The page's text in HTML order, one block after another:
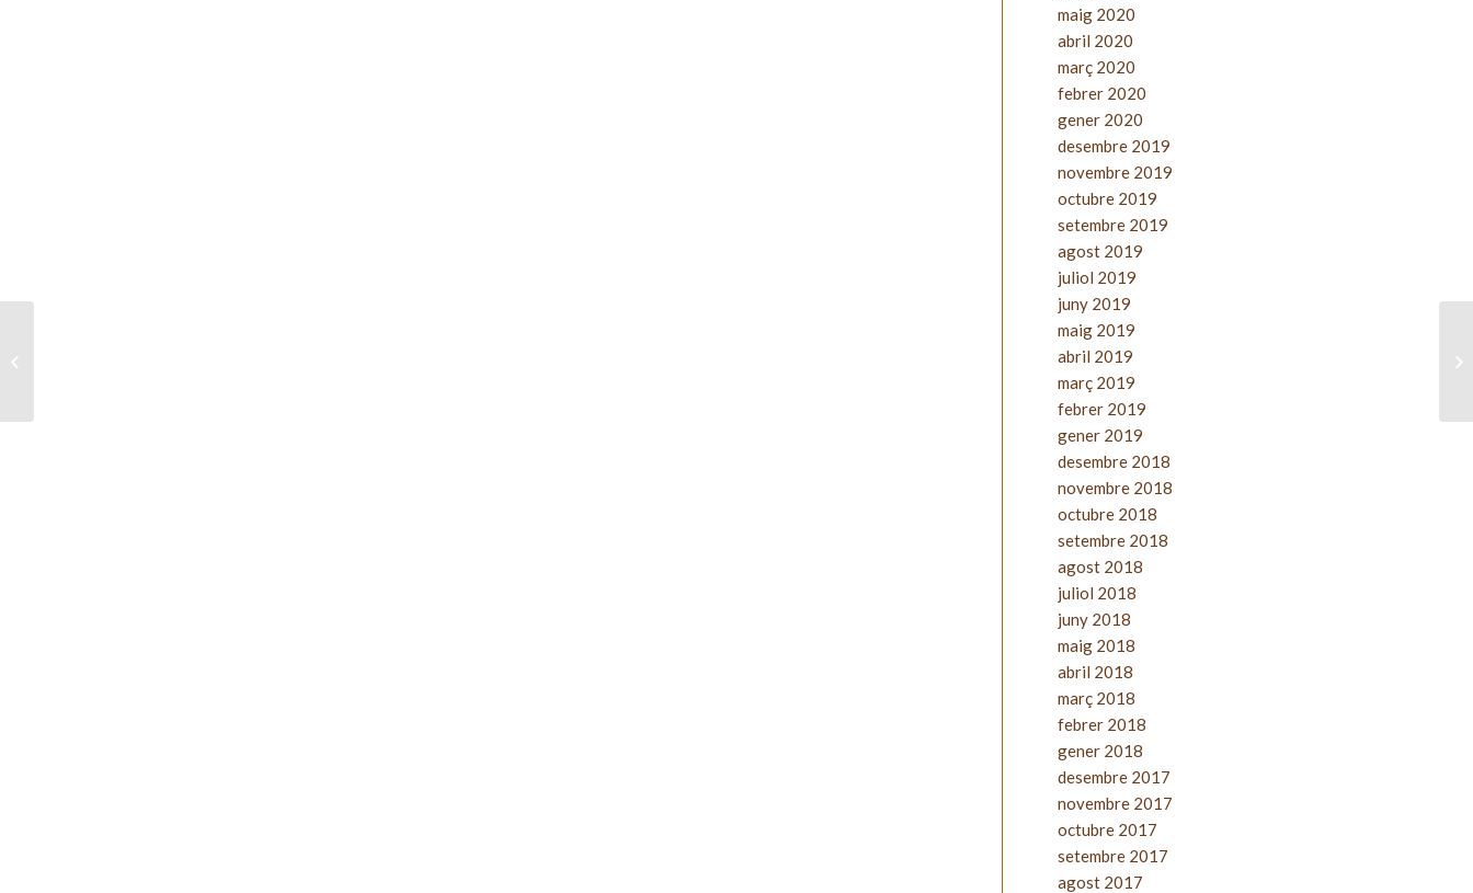
maig 2020
abril 2020
març 2020
febrer 2020
gener 2020
desembre 2019
novembre 2019
octubre 2019
setembre 2019
agost 2019
juliol 2019
juny 2019
maig 2019
abril 2019
març 2019
febrer 2019
gener 2019
desembre 2018
novembre 2018
octubre 2018
setembre 2018
agost 2018
juliol 2018
juny 2018
maig 2018
abril 2018
març 2018
febrer 2018
gener 2018
desembre 2017
novembre 2017
octubre 2017
setembre 2017
agost 2017